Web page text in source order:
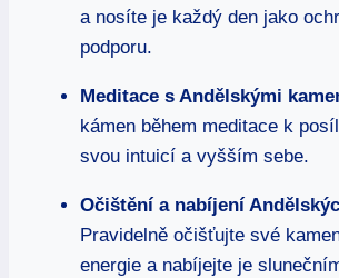
a nosíte je každý den jako
podporu.
Meditace s Andělskými
kámen během meditace k
svou intuicí a vyšším sebe.
Očištění a nabíjení
Pravidelně očišťujte své
energie a nabíjejte je